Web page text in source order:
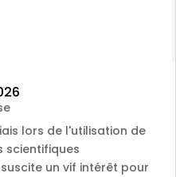
lors de l'utilisation de
scientifiques
un vif intérêt pour